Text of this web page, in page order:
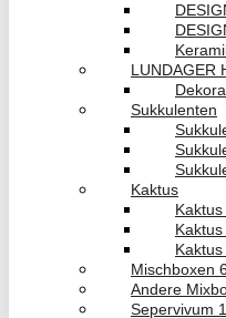
LUNDAGER
Sukkulenten
Kaktus
Mischboxen
Andere
Sepervivum